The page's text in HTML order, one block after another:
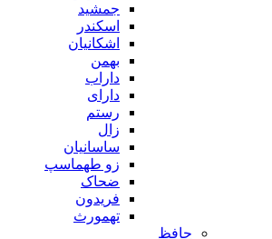
جمشید
اسکندر
اشکانیان
داراب
دارای
رستم
ساسانیان
زو طهماسپ‏
ضحاک
فریدون
تهمورث
حافظ